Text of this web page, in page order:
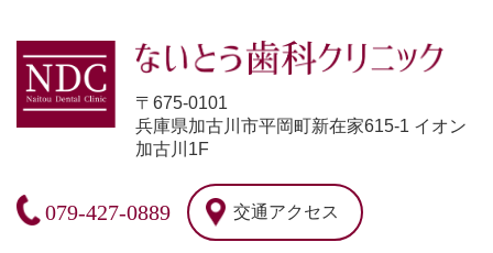
〒675-0101
兵庫県加古川市平岡町新在家615-1 イオン
加古川1F
079-427-0889 交通アクセス